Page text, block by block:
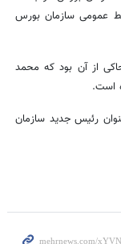
عمومی سازمان بورس
از آن بود که محمد
است.
رئیس جدید سازمان